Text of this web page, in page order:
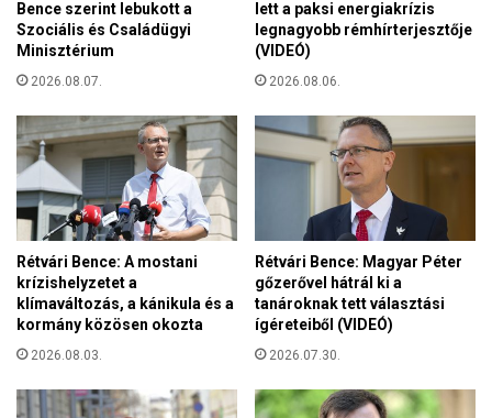
s
é
b
t
-
t
á
b
r
o
k
b
a
e
g
y
k
r
e
s
z
t
é
n
y
e
l
l
n
Bence szerint lebukott a
Szociális és Családügyi
Minisztérium
2026.08.07.
lett a paksi energiakrízis
legnagyobb rémhírterjesztője
(VIDEÓ)
2026.08.06.
Rétvári Bence: A mostani
krízishelyzetet a
klímaváltozás, a kánikula és a
kormány közösen okozta
2026.08.03.
Rétvári Bence: Magyar Péter
gőzerővel hátrál ki a
tanároknak tett választási
ígéreteiből (VIDEÓ)
2026.07.30.